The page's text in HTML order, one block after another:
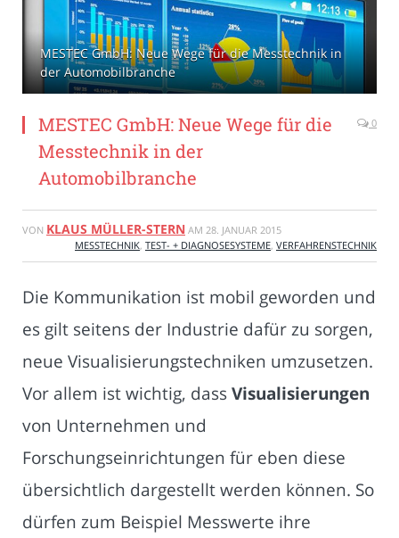
MESTEC GmbH: Neue Wege für die Messtechnik in
der Automobilbranche
MESTEC GmbH: Neue Wege für die
Messtechnik in der
Automobilbranche
0
VON KLAUS MÜLLER-STERN AM 28. JANUAR 2015
MESSTECHNIK, TEST- + DIAGNOSESYSTEME, VERFAHRENSTECHNIK
Die Kommunikation ist mobil geworden und
es gilt seitens der Industrie dafür zu sorgen,
neue Visualisierungstechniken umzusetzen.
Vor allem ist wichtig, dassVisualisierungen
von Unternehmen und
Forschungseinrichtungen für eben diese
übersichtlich dargestellt werden können. So
dürfen zum Beispiel Messwerte ihre